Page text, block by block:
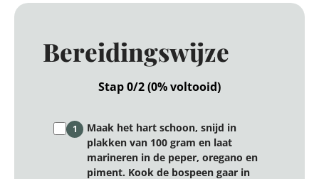
Bereidingswijze
Stap 0/2 (0% voltooid)
1
Maak het hart schoon, snijd in
plakken van 100 gram en laat
marineren in de peper, oregano en
piment. Kook de bospeen gaar in